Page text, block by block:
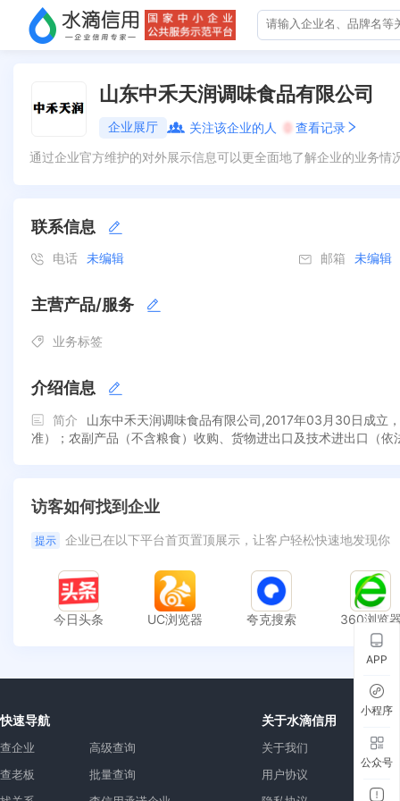
山东中禾天润调味食品有限公司
企业展厅 关注该企业的人 0 查看记录
通过企业官方维护的对外展示信息可以更全面地了解企业的业务
联系信息
电话 未编辑 邮箱 未编辑
主营产品/服务
业务标签
介绍信息
简介
山东中禾天润调味食品有限公司,2017年03月30日成立
准）；农副产品（不含粮食）收购、货物进出口及技术进出口（
访客如何找到企业
提示 企业已在以下平台首页置顶展示，让客户轻松快速地发现你
今日头条 UC浏览器 夸克搜索 360浏览
快速导航
查企业
查老板
高级查询
批量查询
关于水滴信用
关于我们
用户协议
APP
小程序
公众号